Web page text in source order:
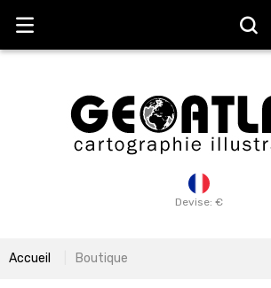
Devise: €
Accueil Boutique